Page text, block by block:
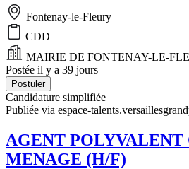
Fontenay-le-Fleury
CDD
MAIRIE DE FONTENAY-LE-
Postée il y a 39 jours
Postuler
Candidature simplifiée
Publiée via espace-
AGENT POLYVALENT
MENAGE (H/F)